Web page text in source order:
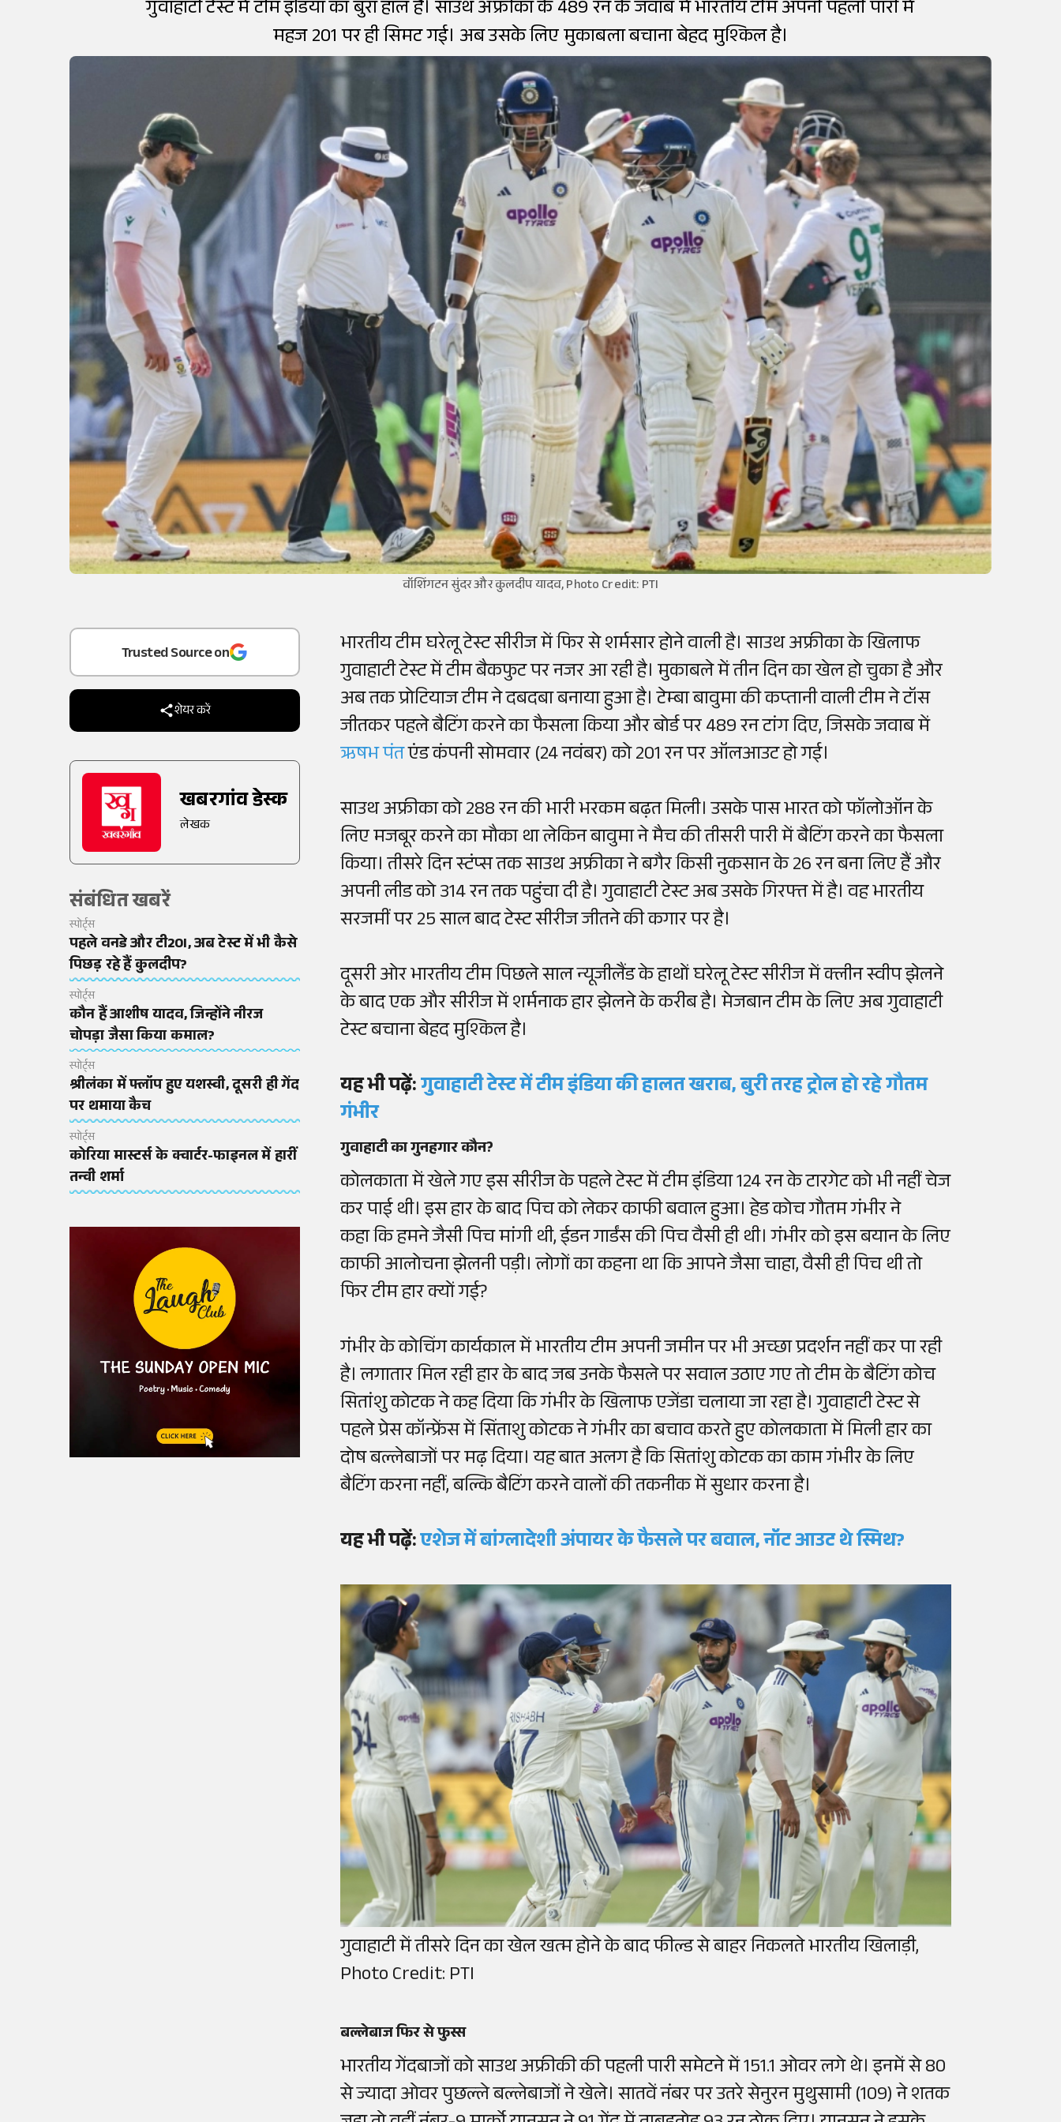
गुवाहाटी टेस्ट में टीम इंडिया का बुरा हाल है। साउथ अफ्रीका के 489 रन के जवाब में भारतीय टीम अपनी पहली पारी में
महज 201 पर ही सिमट गई। अब उसके लिए मुकाबला बचाना बेहद मुश्किल है।
वॉशिंगटन सुंदर और कुलदीप यादव, Photo Credit: PTI
Trusted Source on
शेयर करें
खबरगांव डेस्क
लेखक
संबंधित खबरें
स्पोर्ट्स
पहले वनडे और टी20I, अब टेस्ट में भी कैसे
पिछड़ रहे हैं कुलदीप?
स्पोर्ट्स
कौन हैं आशीष यादव, जिन्होंने नीरज
चोपड़ा जैसा किया कमाल?
स्पोर्ट्स
श्रीलंका में फ्लॉप हुए यशस्वी, दूसरी ही गेंद
पर थमाया कैच
स्पोर्ट्स
कोरिया मास्टर्स के क्वार्टर-फाइनल में हारीं
तन्वी शर्मा
भारतीय टीम घरेलू टेस्ट सीरीज में फिर से शर्मसार होने वाली है। साउथ अफ्रीका के खिलाफ
गुवाहाटी टेस्ट में टीम बैकफुट पर नजर आ रही है। मुकाबले में तीन दिन का खेल हो चुका है और
अब तक प्रोटियाज टीम ने दबदबा बनाया हुआ है। टेम्बा बावुमा की कप्तानी वाली टीम ने टॉस
जीतकर पहले बैटिंग करने का फैसला किया और बोर्ड पर 489 रन टांग दिए, जिसके जवाब में
ऋषभ पंतएंड कंपनी सोमवार (24 नवंबर) को 201 रन पर ऑलआउट हो गई।
साउथ अफ्रीका को 288 रन की भारी भरकम बढ़त मिली। उसके पास भारत को फॉलोऑन के
लिए मजबूर करने का मौका था लेकिन बावुमा ने मैच कीतीसरीपारी मेंबैटिंगकरनेकाफैसला
किया।तीसरेदिनस्टंप्सतक साउथ अफ्रीका ने बगैर किसी नुकसान के 26 रन बना लिए हैं और
अपनी लीड को 314 रन तक पहुंचा दी है। गुवाहाटी टेस्ट अब उसके गिरफ्त में है। वह भारतीय
सरजमीं पर 25 साल बाद टेस्ट सीरीज जीतने की कगार पर है।
दूसरी ओर भारतीय टीम पिछले साल न्यूजीलैंड के हाथों घरेलू टेस्ट सीरीज में क्लीन स्वीप झेलने
के बाद एक और सीरीज में शर्मनाक हार झेलने के करीब है। मेजबान टीम के लिए अब गुवाहाटी
टेस्ट बचाना बेहद मुश्किल है।
यह भी पढ़ें:गुवाहाटी टेस्ट में टीम इंडिया की हालत खराब, बुरी तरह ट्रोल हो रहे गौतम
गंभीर
गुवाहाटी का गुनहगार कौन?
कोलकाता में खेले गए इस सीरीज के पहले टेस्ट में टीम इंडिया 124 रन के टारगेट को भी नहीं चेज
कर पाई थी। इस हार के बाद पिच को लेकर काफी बवाल हुआ। हेड कोच गौतम गंभीर ने
कहाकिहमने जैसी पिच मांगी थी, ईडन गार्डंस की पिच वैसी हीथी। गंभीर को इस बयान के लिए
काफी आलोचना झेलनी पड़ी। लोगों का कहना था कि आपने जैसा चाहा, वैसी ही पिच थी तो
फिर टीम हार क्यों गई?
गंभीर के कोचिंग कार्यकाल में भारतीय टीम अपनी जमीन पर भी अच्छा प्रदर्शन नहीं कर पा रही
है। लगातार मिल रही हार के बाद जब उनके फैसले पर सवाल उठाए गए तो टीम के बैटिंग कोच
सितांशु कोटक ने कह दिया कि गंभीर के खिलाफ एजेंडा चलाया जा रहा है। गुवाहाटी टेस्ट से
पहले प्रेस कॉन्फ्रेंस में सिंताशु कोटक ने गंभीर का बचाव करते हुए कोलकाता में मिली हार का
दोष बल्लेबाजों पर मढ़ दिया। यह बात अलग है कि सितांशु कोटक का काम गंभीर के लिए
बैटिंग करना नहीं, बल्कि बैटिंग करने वालों की तकनीक में सुधार करना है।
यह भी पढ़ें:एशेज में बांग्लादेशी अंपायर के फैसले पर बवाल, नॉट आउट थे स्मिथ?
गुवाहाटी में तीसरे दिन का खेल खत्म होने के बाद फील्ड से बाहर निकलते भारतीय खिलाड़ी,
Photo Credit: PTI
बल्लेबाज फिर से फुस्स
भारतीय गेंदबाजों को साउथ अफ्रीकी की पहली पारी समेटने में 151.1 ओवर लगे थे। इनमें से 80
से ज्यादा ओवर पुछल्ले बल्लेबाजों ने खेले। सातवें नंबर पर उतरे सेनुरन मुथुसामी (109) ने शतक